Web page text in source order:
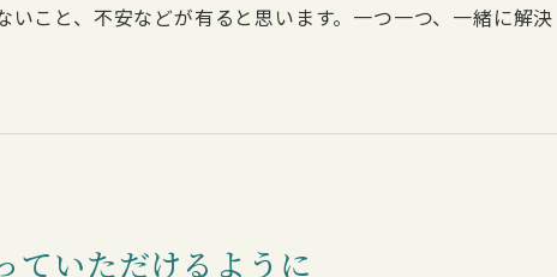
こと、不安などが有ると思います。一つ一つ、一緒に解決
ていただけるように